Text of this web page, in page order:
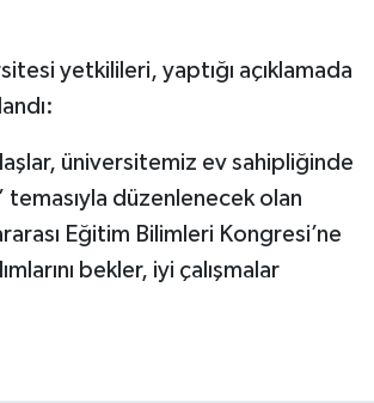
yetkilileri, yaptığı açıklamada
üniversitemiz ev sahipliğinde
temasıyla düzenlenecek olan
Eğitim Bilimleri Kongresi’ne
bekler, iyi çalışmalar